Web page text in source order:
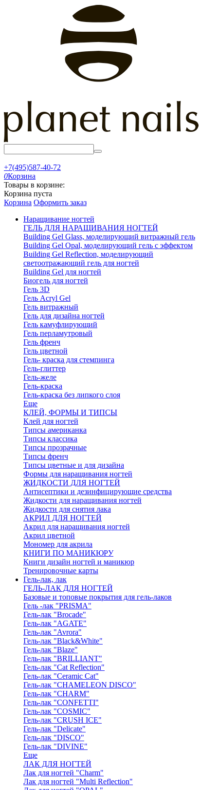
+7(495)587-40-72
0Корзина
Товары в корзине:
Корзина пуста
Корзина Оформить заказ
Наращивание ногтей
ГЕЛЬ ДЛЯ НАРАЩИВАНИЯ НОГТЕЙ
Building Gel Glass, моделирующий витражный гель
Building Gel Opal, моделирующий гель с эффектом
Building Gel Reflection, моделирующий
светоотражающий гель для ногтей
Building Gel для ногтей
Биогель для ногтей
Гель 3D
Гель Acryl Gel
Гель витражный
Гель для дизайна ногтей
Гель камуфлирующий
Гель перламутровый
Гель френч
Гель цветной
Гель- краска для стемпинга
Гель-глиттер
Гель-желе
Гель-краска
Гель-краска без липкого слоя
Еще
КЛЕЙ, ФОРМЫ И ТИПСЫ
Клей для ногтей
Типсы американка
Типсы классика
Типсы прозрачные
Типсы френч
Типсы цветные и для дизайна
Формы для наращивания ногтей
ЖИДКОСТИ ДЛЯ НОГТЕЙ
Антисептики и дезинфицирующие средства
Жидкости для наращивания ногтей
Жидкости для снятия лака
АКРИЛ ДЛЯ НОГТЕЙ
Акрил для наращивания ногтей
Акрил цветной
Мономер для акрила
КНИГИ ПО МАНИКЮРУ
Книги дизайн ногтей и маникюр
Тренировочные карты
Гель-лак, лак
ГЕЛЬ-ЛАК ДЛЯ НОГТЕЙ
Базовые и топовые покрытия для гель-лаков
Гель -лак "PRISMA"
Гель-лак "Brocade"
Гель-лак "AGATE"
Гель-лак "Avrora"
Гель-лак "Black&White"
Гель-лак "Blaze"
Гель-лак "BRILLIANT"
Гель-лак "Cat Reflection"
Гель-лак "Ceramic Cat"
Гель-лак "CHAMELEON DISCO"
Гель-лак "CHARM"
Гель-лак "CONFETTI"
Гель-лак "COSMIC"
Гель-лак "CRUSH ICE"
Гель-лак "Delicate"
Гель-лак "DISCO"
Гель-лак "DIVINE"
Еще
ЛАК ДЛЯ НОГТЕЙ
Лак для ногтей "Charm"
Лак для ногтей "Multi Reflection"